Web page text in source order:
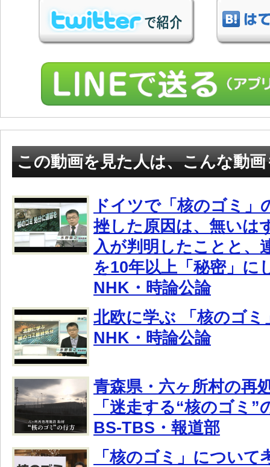
この動画を見た人は、こんな動
ドイツで「核のゴミ」
挫した原因は、無いは
入が判明したことと、
を10年以上「秘密」に
NHK・時論公論
北欧に学ぶ 「核のゴミ
NHK・時論公論
青森県・六ヶ所村の再
「迷走する“核のゴミ”
BS-TBS・報道部
「核のゴミ」について